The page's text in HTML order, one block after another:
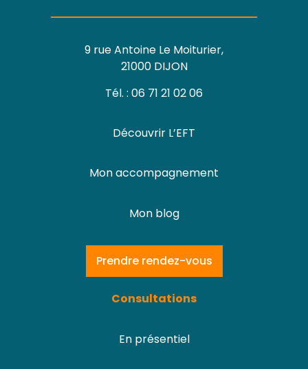
9 rue Antoine Le Moiturier,
21000 DIJON
Tél. : 06 71 21 02 06
Découvrir L’EFT
Mon accompagnement
Mon blog
Prendre rendez-vous
Consultations
En présentiel